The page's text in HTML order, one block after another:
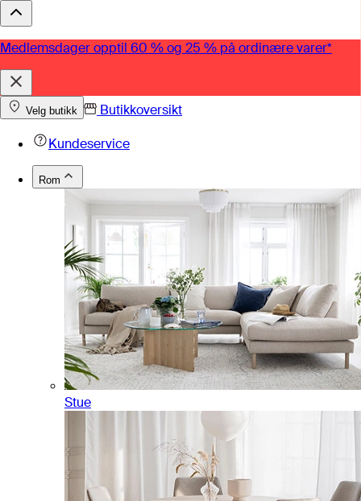
Medlemsdager opptil 60 % og 25 % på ordinære varer*
Velg butikk
Butikkoversikt
Kundeservice
Rom
Stue